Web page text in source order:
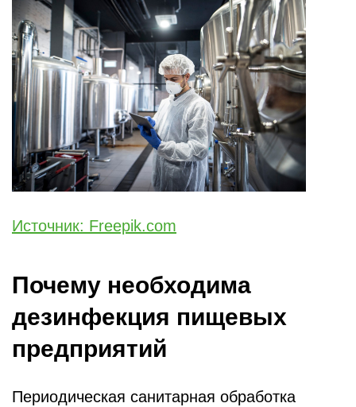
Источник: Freepik.com
Почему необходима
дезинфекция пищевых
предприятий
Периодическая санитарная обработка